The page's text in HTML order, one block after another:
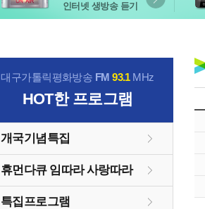
인터넷 생방송 듣기
대구가톨릭평화방송 FM93.1MHz
HOT한 프로그램
개국기념특집
휴먼다큐 임따라 사랑따라
특집프로그램